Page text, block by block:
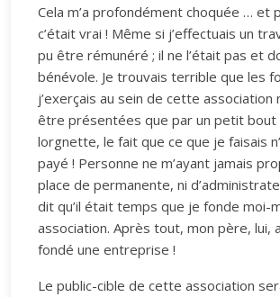
Cela m’a profondément choquée … et
c’était vrai ! Même si j’effectuais un
pu être rémunéré ; il ne l’était pas et
bénévole. Je trouvais terrible que les
j’exerçais au sein de cette association
être présentées que par un petit bout
lorgnette, le fait que ce que je faisais
payé ! Personne ne m’ayant jamais
place de permanente, ni
dit qu’il était temps que je fonde moi-
association. Après tout, mon père, lui,
fondé une entreprise !
Le public-cible de cette association